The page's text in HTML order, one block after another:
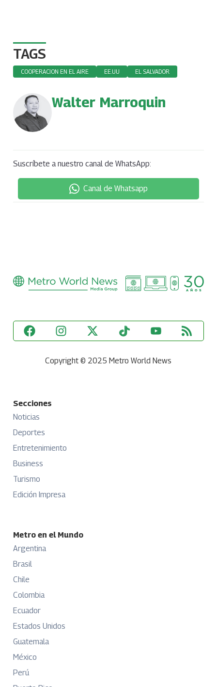
TAGS
COOPERACION EN EL AIRE EE.UU EL SALVADOR
Walter Marroquin
Suscríbete a nuestro canal de WhatsApp:
Canal de Whatsapp
Copyright © 2025 Metro World News
Secciones
Noticias
Deportes
Entretenimiento
Business
Turismo
Edición Impresa
Metro en el Mundo
Argentina
Brasil
Chile
Colombia
Ecuador
Estados Unidos
Guatemala
México
Perú